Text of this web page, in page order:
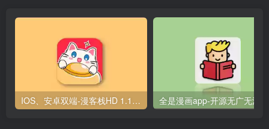
IOS、安卓双端-漫客栈HD 1.1.0破解版（隐藏福利）